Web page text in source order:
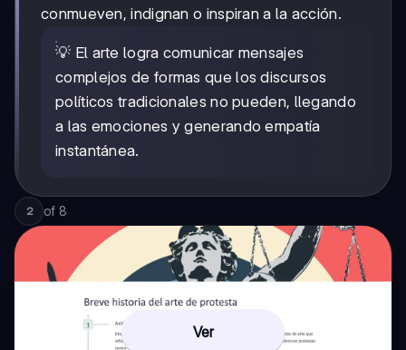
conmueven, indignan o inspiran a la acción.
💡 El arte logra comunicar mensajes
complejos de formas que los discursos
políticos tradicionales no pueden, llegando
a las emociones y generando empatía
instantánea.
2 of 8
Ver